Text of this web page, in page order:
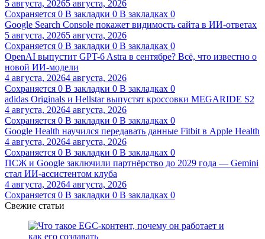
5 августа, 20265 августа, 2026
Сохраняется 0 В закладки 0 В закладках 0
Google Search Console покажет видимость сайта в ИИ-ответах
5 августа, 20265 августа, 2026
Сохраняется 0 В закладки 0 В закладках 0
OpenAI выпустит GPT-6 Astra в сентябре? Всё, что известно о
новой ИИ-модели
4 августа, 20264 августа, 2026
Сохраняется 0 В закладки 0 В закладках 0
adidas Originals и Hellstar выпустят кроссовки MEGARIDE S2
4 августа, 20264 августа, 2026
Сохраняется 0 В закладки 0 В закладках 0
Google Health научился передавать данные Fitbit в Apple Health
4 августа, 20264 августа, 2026
Сохраняется 0 В закладки 0 В закладках 0
ПСЖ и Google заключили партнёрство до 2029 года — Gemini
стал ИИ-ассистентом клуба
4 августа, 20264 августа, 2026
Сохраняется 0 В закладки 0 В закладках 0
Свежие статьи